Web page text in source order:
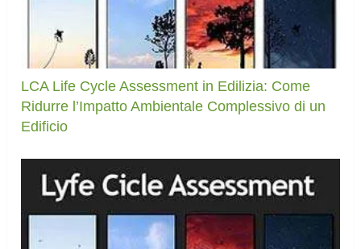
LCA Life Cycle Assessment in Edilizia: Come
Ridurre l’Impatto Ambientale Complessivo di un
Edificio